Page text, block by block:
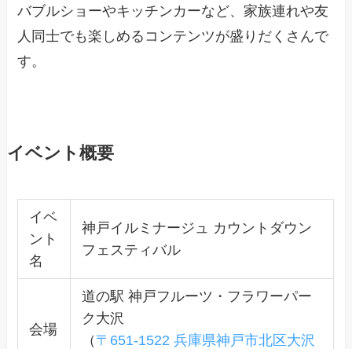
バブルショーやキッチンカーなど、家族連れや友
人同士でも楽しめるコンテンツが盛りだくさんで
す。
イベント概要
イベ
ント
名
神戸イルミナージュ カウントダウン
フェスティバル
会場
道の駅 神戸フルーツ・フラワーパー
ク大沢
（ 〒651-1522 兵庫県神戸市北区大沢